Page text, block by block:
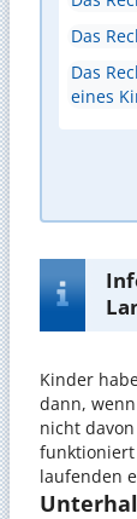
Das
Das
eines
Kinder
dann,
nicht
funktioniert
laufenden